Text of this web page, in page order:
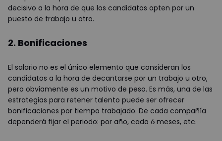
decisivo a la hora de que los candidatos opten por un
puesto de trabajo u otro.
2. Bonificaciones
El salario no es el único elemento que consideran los
candidatos a la hora de decantarse por un trabajo u otro,
pero obviamente es un motivo de peso. Es más, una de las
estrategias para retener talento puede ser ofrecer
bonificaciones por tiempo trabajado. De cada compañía
dependerá fijar el periodo: por año, cada 6 meses, etc.